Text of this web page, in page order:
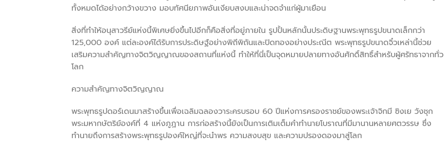
ทั้งหมดได้อย่างกว้างขวาง มอบทัศนียภาพอันเงียบสงบและน่าจดจำแก่ผู้มาเยือน
สิ่งที่ทำให้อนุสาวรีย์แห่งนี้พิเศษยิ่งขึ้นไปอีกก็คือสิ่งที่อยู่ภายใน รูปปั้นหลักนั้นประดิษฐานพระพุทธรูปขนาดเล็กกว่า
125,000 องค์ แต่ละองค์ได้รับการประดิษฐ์อย่างพิถีพิถันและปิดทองอย่างประณีต พระพุทธรูปขนาดจิ๋วเหล่านี้ช่วย
เสริมความสำคัญทางจิตวิญญาณของสถานที่แห่งนี้ ทำให้ที่นี่เป็นจุดหมายปลายทางอันศักดิ์สิทธิ์สำหรับผู้ศรัทธาจากทั่ว
โลก
ความสำคัญทางจิตวิญญาณ
พระพุทธรูปดอร์เดนมาสร้างขึ้นเพื่อเฉลิมฉลองวาระครบรอบ 60 ปีแห่งการครองราชย์ของพระเจ้าจิกมี ซิงเย วังชุก
พระมหากษัตริย์องค์ที่ 4 แห่งภูฏาน การก่อสร้างนี้ยังเป็นการเติมเต็มคำทำนายโบราณที่มีมานานหลายศตวรรษ ซึ่ง
ทำนายถึงการสร้างพระพุทธรูปองค์ใหญ่ที่จะนำพร ความสงบสุข และความปรองดองมาสู่โลก